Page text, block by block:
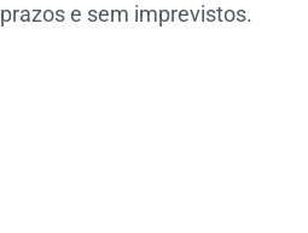
e sem imprevistos.